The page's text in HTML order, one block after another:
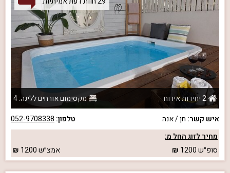
2 יחידות אירוח
מקסימום אורחים ללינה: 4
איש קשר: חן / אנה טלפון: 052-9708338
מחיר לזוג החל מ:
סופ״ש1200 אמצ״ש1200